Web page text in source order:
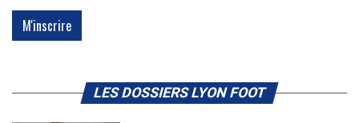
LES DOSSIERS LYON FOOT